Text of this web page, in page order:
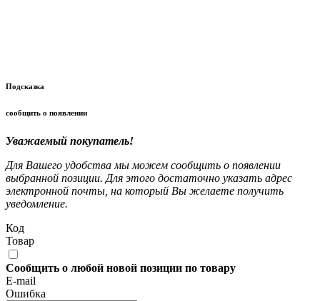
Подсказка
сообщить о появлении
Уважаемый покупатель!
Для Вашего удобства мы можем сообщить о появлении
выбранной позиции. Для этого достаточно указать адрес
электронной почты, на который Вы желаете получить
уведомление.
Код
Товар
Сообщить о любой новой позиции по товару
E-mail
Ошибка